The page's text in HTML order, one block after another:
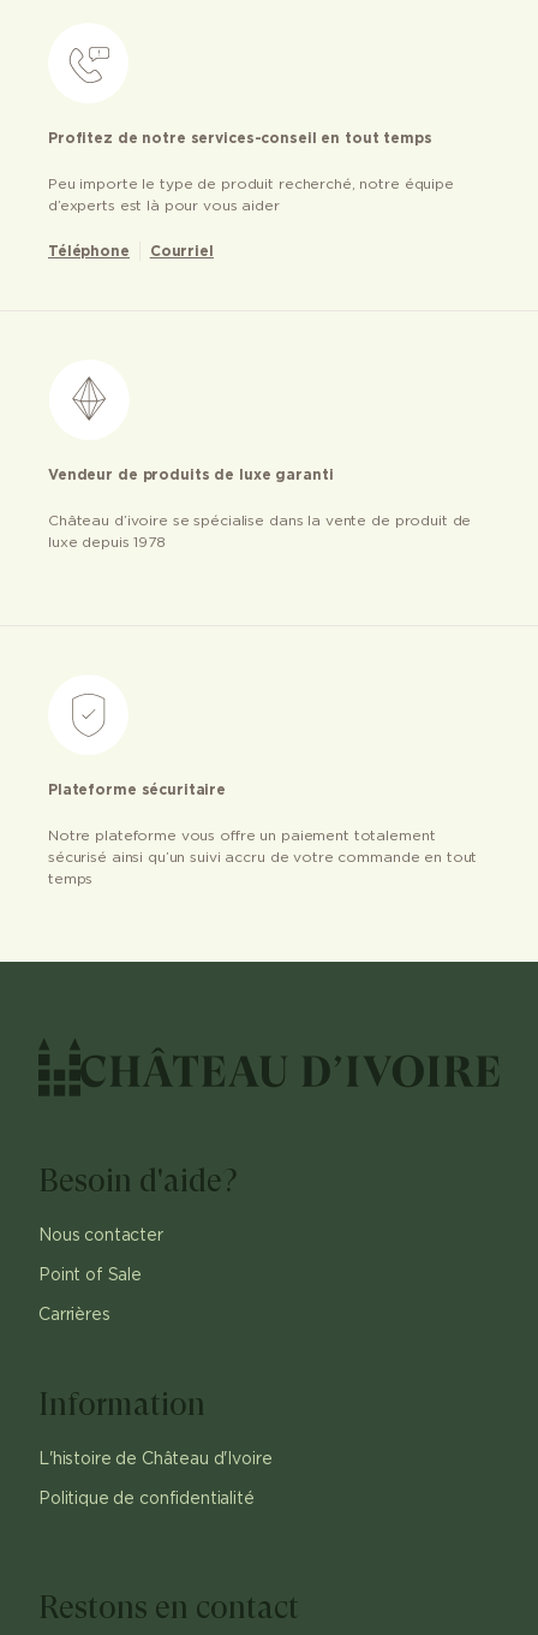
Profitez de notre services-conseil en tout temps
Peu importe le type de produit recherché, notre équipe
d’experts est là pour vous aider
Téléphone Courriel
Vendeur de produits de luxe garanti
Château d’ivoire se spécialise dans la vente de produit de
luxe depuis 1978
Plateforme sécuritaire
Notre plateforme vous offre un paiement totalement
sécurisé ainsi qu’un suivi accru de votre commande en tout
temps
Besoin d'aide?
Nous contacter
Point of Sale
Carrières
Information
L'histoire de Château d'Ivoire
Politique de confidentialité
Restons en contact